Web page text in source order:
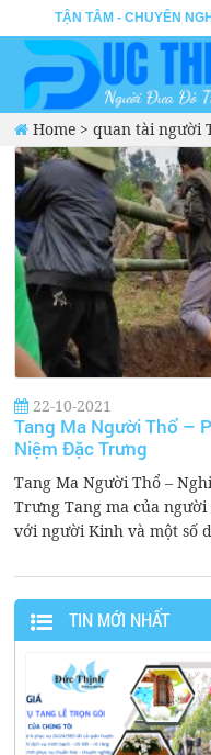
TẬN TÂM - CHUYÊN
Home >quan tài người
22-10-2021
Tang Ma Người Thổ –
Niệm Đặc Trưng
Tang Ma Người Thổ –
Trưng Tang ma của
với người Kinh và một số
TIN MỚI NHẤT